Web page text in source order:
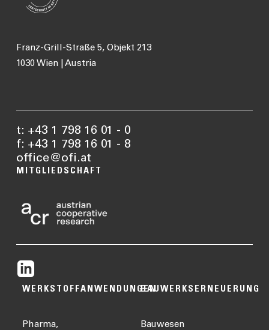
Franz-Grill-Straße 5, Objekt 213
1030 Wien | Austria
t: +43 1 798 16 01 - 0
f: +43 1 798 16 01 - 8
office@ofi.at
MITGLIEDSCHAFT
WERKSTOFFANWENDUNGEN
Pharma,
BAUWERKSERNEUERUNG
Bauwesen